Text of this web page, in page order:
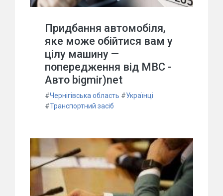
Придбання автомобіля,
яке може обійтися вам у
цілу машину —
попередження від МВС -
Авто bigmir)net
#Чернігівська область #Українці
#Транспортний засіб